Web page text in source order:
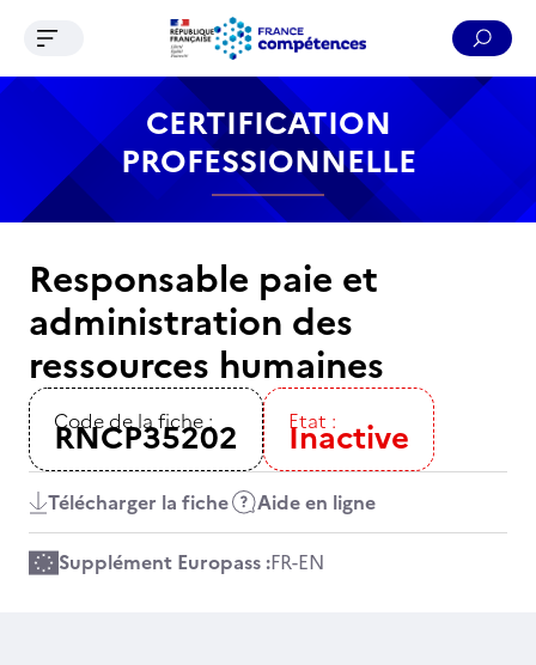
Contenu Recherche Menu Pied de page
Ouvrir le menu de navigation
CERTIFICATION
PROFESSIONNELLE
Responsable paie et
administration des
ressources humaines
Code de la fiche :
RNCP35202 Etat :
Inactive
Télécharger la fiche Aide en ligne
Supplément Europass :FR-EN